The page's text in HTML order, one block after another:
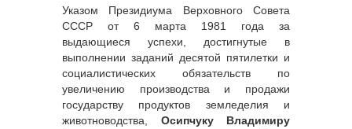
Указом Президиума Верховного Совета
СССР от 6 марта 1981 года за
выдающиеся успехи, достигнутые в
выполнении заданий десятой пятилетки и
социалистических обязательств по
увеличению производства и продажи
государству продуктов земледелия и
животноводства, Осипчуку Владимиру